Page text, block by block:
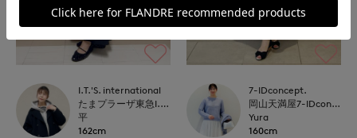
I.T.'S. international
たまプラーザ東急I.T.'S.international
平
162cm
7-IDconcept.
岡山天満屋7-IDconcept.
Yura
160cm